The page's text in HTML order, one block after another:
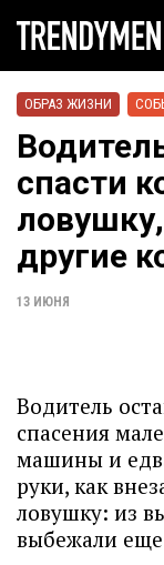
ОБРАЗ ЖИЗНИ
спасти
другие
13 ИЮНЯ
Водитель
спасения
машины и
руки, как
ловушку: из
выбежали еще